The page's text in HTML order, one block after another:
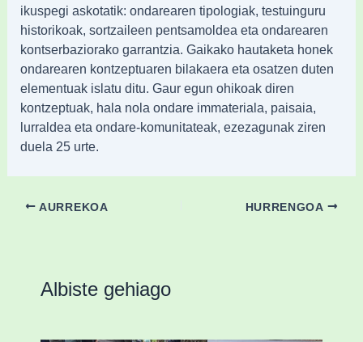
ikuspegi askotatik: ondarearen tipologiak, testuinguru
historikoak, sortzaileen pentsamoldea eta ondarearen
kontserbaziorako garrantzia. Gaikako hautaketa honek
ondarearen kontzeptuaren bilakaera eta osatzen duten
elementuak islatu ditu. Gaur egun ohikoak diren
kontzeptuak, hala nola ondare immateriala, paisaia,
lurraldea eta ondare-komunitateak, ezezagunak ziren
duela 25 urte.
AURREKOA HURRENGOA
Albiste gehiago